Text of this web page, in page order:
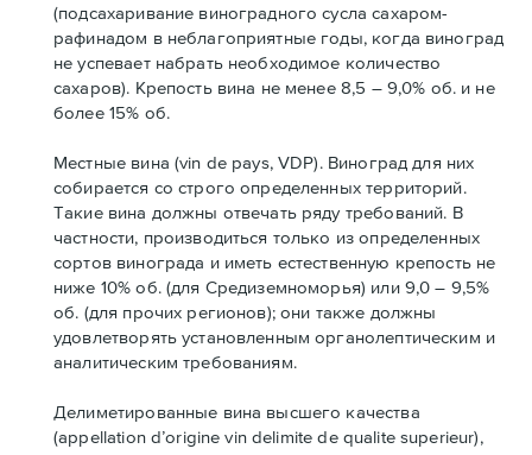
(подсахаривание виноградного сусла сахаром-
рафинадом в неблагоприятные годы, когда виноград
не успевает набрать необходимое количество
сахаров). Крепость вина не менее 8,5 – 9,0% об. и не
более 15% об.
Местные вина (vin de pays, VDP). Виноград для них
собирается со строго определенных территорий.
Такие вина должны отвечать ряду требований. В
частности, производиться только из определенных
сортов винограда и иметь естественную крепость не
ниже 10% об. (для Средиземноморья) или 9,0 – 9,5%
об. (для прочих регионов); они также должны
удовлетворять установленным органолептическим и
аналитическим требованиям.
Делиметированные вина высшего качества
(appellation d’origine vin delimite de qualite superieur),